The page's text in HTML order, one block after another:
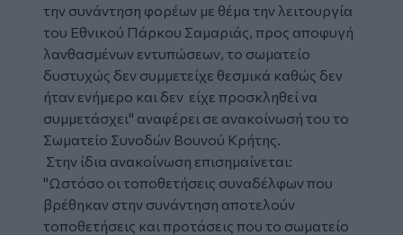
την συνάντηση φορέων με θέμα την λειτουργία
του Εθνικού Πάρκου Σαμαριάς, προς αποφυγή
λανθασμένων εντυπώσεων, το σωματείο
δυστυχώς δεν συμμετείχε θεσμικά καθώς δεν
ήταν ενήμερο και δεν είχε προσκληθεί να
συμμετάσχει" αναφέρει σε ανακοίνωσή του το
Σωματείο Συνοδών Βουνού Κρήτης.
Στην ίδια ανακοίνωση επισημαίνεται:
"Ωστόσο οι τοποθετήσεις συναδέλφων που
βρέθηκαν στην συνάντηση αποτελούν
τοποθετήσεις και προτάσεις που το σωματείο